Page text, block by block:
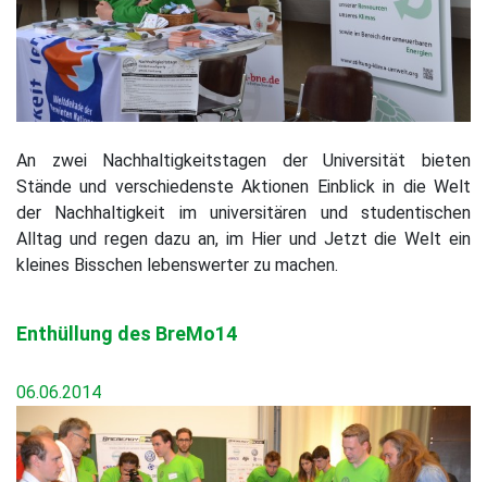
An zwei Nachhaltigkeitstagen der Universität bieten
Stände und verschiedenste Aktionen Einblick in die Welt
der Nachhaltigkeit im universitären und studentischen
Alltag und regen dazu an, im Hier und Jetzt die Welt ein
kleines Bisschen lebenswerter zu machen.
Enthüllung des BreMo14
06.06.2014